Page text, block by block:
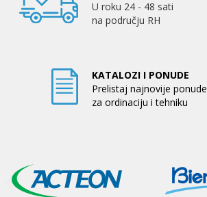
U roku 24 - 48 sati
na području RH
KATALOZI I PONUDE
Prelistaj najnovije ponude
za ordinaciju i tehniku